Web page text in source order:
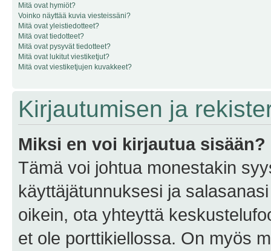
Mitä ovat hymiöt?
Voinko näyttää kuvia viesteissäni?
Mitä ovat yleistiedotteet?
Mitä ovat tiedotteet?
Mitä ovat pysyvät tiedotteet?
Mitä ovat lukitut viestiketjut?
Mitä ovat viestiketjujen kuvakkeet?
Kirjautumisen ja
Miksi en voi kirjautua sisään?
Tämä voi johtua monestakin
käyttäjätunnuksesi ja
oikein, ota yhteyttä
et ole porttikiellossa. On myös